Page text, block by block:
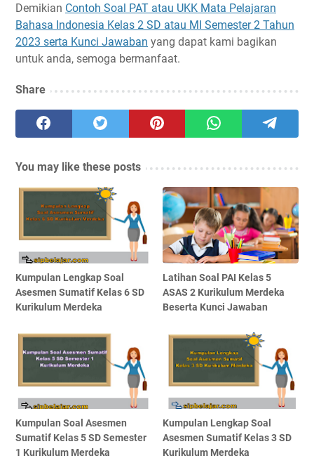
Demikian Contoh Soal PAT atau UKK Mata Pelajaran
Bahasa Indonesia Kelas 2 SD atau MI Semester 2 Tahun
2023 serta Kunci Jawaban yang dapat kami bagikan
untuk anda, semoga bermanfaat.
Share
You may like these posts
Kumpulan Lengkap Soal
Asesmen Sumatif Kelas 6 SD
Kurikulum Merdeka
Latihan Soal PAI Kelas 5
ASAS 2 Kurikulum Merdeka
Beserta Kunci Jawaban
Kumpulan Soal Asesmen
Sumatif Kelas 5 SD Semester
1 Kurikulum Merdeka
Kumpulan Lengkap Soal
Asesmen Sumatif Kelas 3 SD
Kurikulum Merdeka